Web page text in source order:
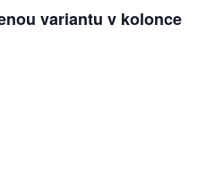
variantu v kolonce